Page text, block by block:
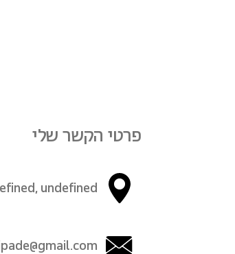
פרטי הקשר שלי
undefined